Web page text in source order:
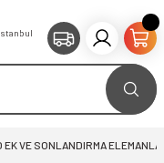
VE SONLANDIRMA